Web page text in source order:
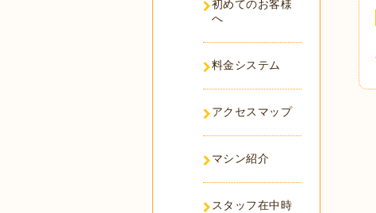
初めてのお客様
へ
料金システム
アクセスマップ
マシン紹介
スタッフ在中時